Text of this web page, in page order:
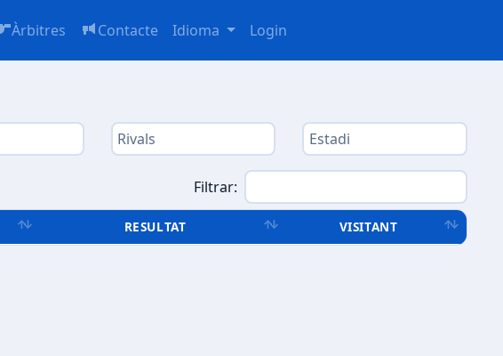
Àrbitres Contacte Idioma Login
Filtrar:
RESULTAT VISITANT